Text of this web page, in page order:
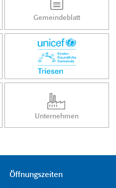
Gemeindeblatt
Unternehmen
Öffnungszeiten